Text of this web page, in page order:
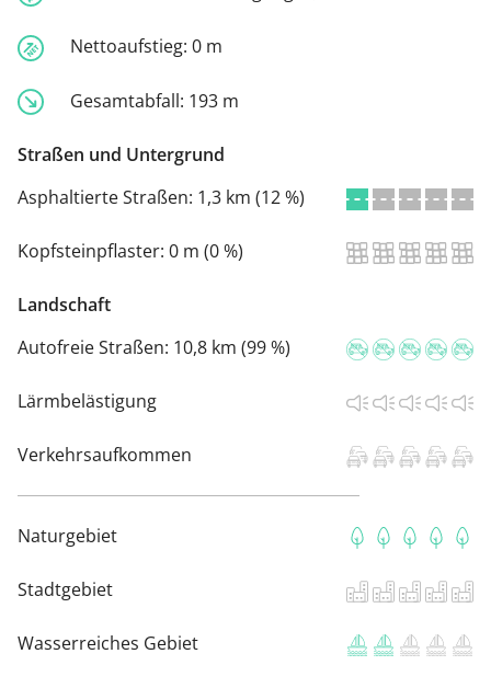
Nettoaufstieg: 0 m
Gesamtabfall: 193 m
Straßen und Untergrund
Asphaltierte Straßen: 1,3 km (12 %)
Kopfsteinpflaster: 0 m (0 %)
Landschaft
Autofreie Straßen: 10,8 km (99 %)
Lärmbelästigung
Verkehrsaufkommen
Naturgebiet
Stadtgebiet
Wasserreiches Gebiet